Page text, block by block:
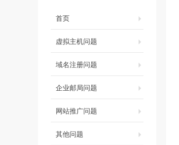
首页
虚拟主机问题
域名注册问题
企业邮局问题
网站推广问题
其他问题